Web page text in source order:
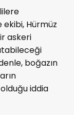
ekibi, Hürmüz
askeri
boğazın
iddia